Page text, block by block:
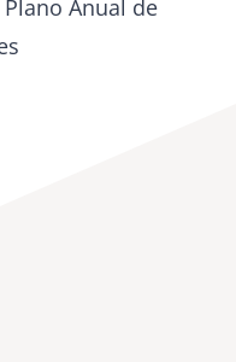
Anual de